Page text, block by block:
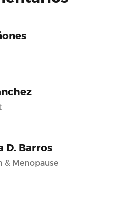
D. Barros
& Menopause